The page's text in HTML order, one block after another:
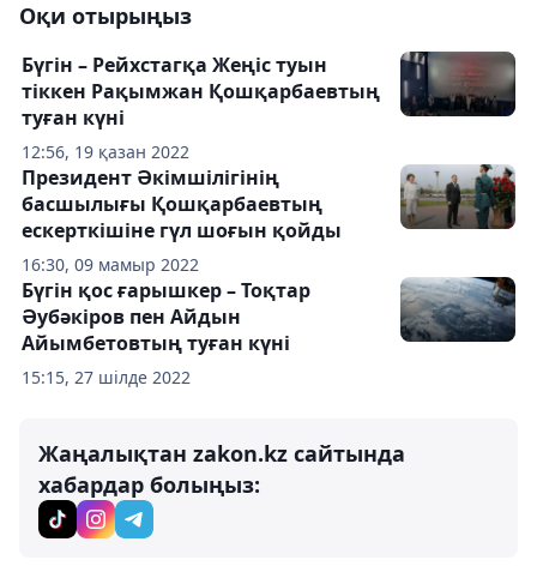
Оқи отырыңыз
12:56, 19 қазан 2022
Бүгін – Рейхстагқа Жеңіс туын
тіккен Рақымжан Қошқарбаевтың
туған күні
16:30, 09 мамыр 2022
Президент Әкімшілігінің
басшылығы Қошқарбаевтың
ескерткішіне гүл шоғын қойды
15:15, 27 шілде 2022
Бүгін қос ғарышкер – Тоқтар
Әубәкіров пен Айдын
Айымбетовтың туған күні
Жаңалықтан zakon.kz сайтында
хабардар болыңыз: